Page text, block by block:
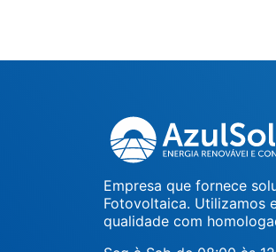
Empresa que fornece
Fotovoltaica. Utilizamos
qualidade com